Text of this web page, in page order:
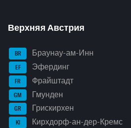
Верхняя Австрия
BR Браунау-ам-Инн
EF Эфердинг
FR Фрайштадт
GM Гмунден
GR Грискирхен
KI Кирхдорф-ан-дер-Кремс